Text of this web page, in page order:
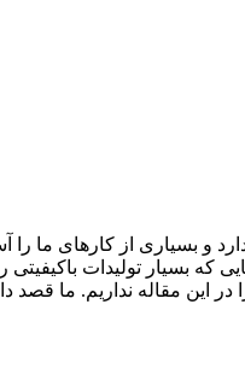
و بسیاری از کارهای ما را
بسیار تولیدات باکیفیتی
مقاله نداریم. ما قصد